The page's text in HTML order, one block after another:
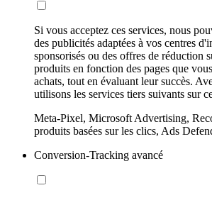
Si vous acceptez ces services, nous
des publicités adaptées à vos centres
sponsorisés ou des offres de réduction
produits en fonction des pages que
achats, tout en évaluant leur succès.
utilisons les services tiers suivants sur
Meta-Pixel, Microsoft Advertising,
produits basées sur les clics, Ads
Conversion-Tracking avancé